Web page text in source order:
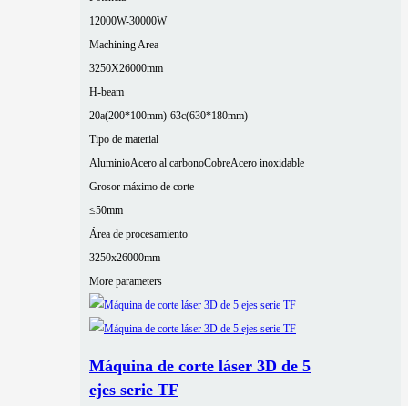
12000W-30000W
Machining Area
3250X26000mm
H-beam
20a(200*100mm)-63c(630*180mm)
Tipo de material
AluminioAcero al carbonoCobreAcero inoxidable
Grosor máximo de corte
≤50mm
Área de procesamiento
3250x26000mm
More parameters
Máquina de corte láser 3D de 5
ejes serie TF